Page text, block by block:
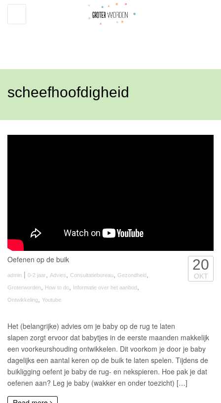
navigation
scheefhoofdigheid
Oefenen op de buik
admin | 0-2 jaar Advies Consultatiebureau Gezondheid
Groterworden How to do Informatie over het aanbod
Ontwikkeling Youtube
20
OKT
Het (belangrijke) advies om je baby op de rug te laten
slapen zorgt ervoor dat babytjes in de eerste maanden makkelijk
een voorkeurshouding ontwikkelen. Dit voorkom je door je baby
dagelijks een aantal keren op de buik te laten spelen. Tijdens de
buikligging oefent je baby de rug- en nekspieren. Hoe pak je dat
oefenen aan? Leg je baby (wakker en onder toezicht) […]